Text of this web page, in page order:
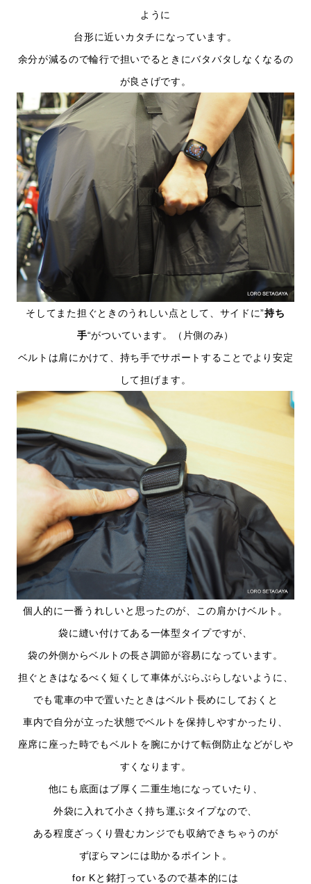
ように
台形に近いカタチになっています。
余分が減るので輪行で担いでるときにバタバタしなくなるの
が良さげです。
そしてまた担ぐときのうれしい点として、サイド に”持ち
手“がついています。（片側のみ）
ベルトは肩にかけて、持ち手でサポートすることでより安定
して担げます。
個人的に一番うれしいと思ったのが、この肩かけベルト。
袋に縫い付けてある一体型タイプですが、
袋の外側からベルトの長さ調節が容易になっています。
担ぐときはなるべく短くして車体がぶらぶらしないように、
でも電車の中で置いたときはベルト長めにしておくと
車内で自分が立った状態でベルトを保持しやすかったり、
座席に座った時でもベルトを腕にかけて転倒防止などがしや
すくなります。
他にも底面はブ厚く二重生地になっていたり、
外袋に入れて小さく持ち運ぶタイプなので、
ある程度ざっくり畳むカンジでも収納できちゃうのが
ずぼらマンには助かるポイント。
for Kと銘打っているので基本的には